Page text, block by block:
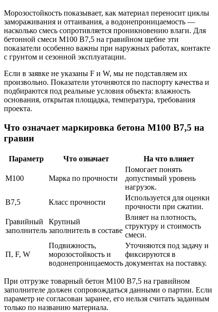
Морозостойкость показывает, как материал переносит циклы
замораживания и оттаивания, а водонепроницаемость —
насколько смесь сопротивляется проникновению влаги. Для
бетонной смеси М100 В7,5 на гравийном щебне эти
показатели особенно важны при наружных работах, контакте
с грунтом и сезонной эксплуатации.
Если в заявке не указаны F и W, мы не подставляем их
произвольно. Показатели уточняются по паспорту качества и
подбираются под реальные условия объекта: влажность
основания, открытая площадка, температура, требования
проекта.
Что означает маркировка бетона М100 В7,5 на
гравии
Параметр Что означает На что влияет
М100 Марка по прочности
Помогает понять
допустимый уровень
нагрузок.
В7,5
Класс прочности
Используется для оценки
прочности при сжатии.
Гравийный
заполнитель
Крупный
заполнитель в составе
Влияет на плотность,
структуру и стоимость
смеси.
П, F, W
Подвижность,
морозостойкость и
водонепроницаемость
Уточняются под задачу и
фиксируются в
документах на поставку.
При отгрузке товарный бетон М100 В7,5 на гравийном
заполнителе должен сопровождаться данными о партии. Если
параметр не согласован заранее, его нельзя считать заданным
только по названию материала.